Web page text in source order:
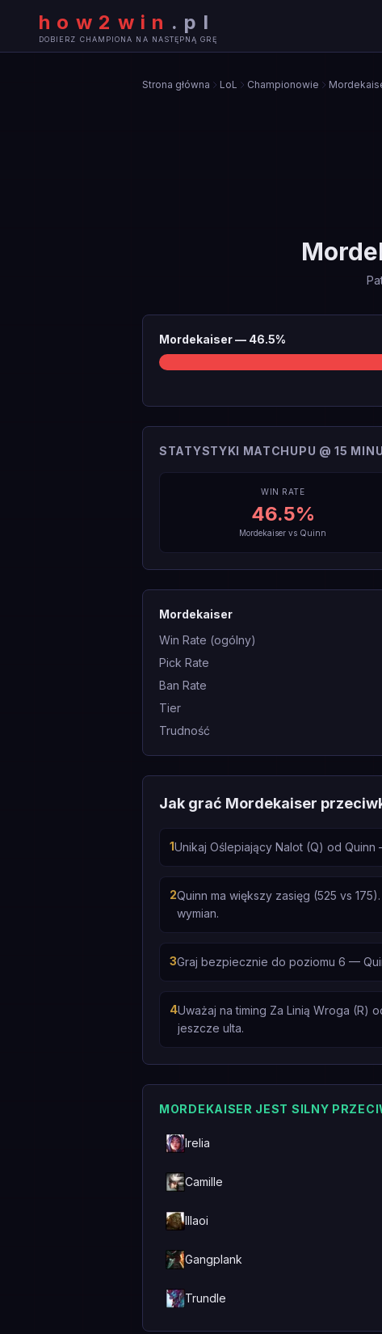
how2win . pl
DOBIERZ CHAMPIONA NA NASTĘPNĄ GRĘ
Strona główna LoL Championowie
Mordekaiser— 46.5%
STATYSTYKI MATCHUPU @ 15
WIN RATE
46.5%
Mordekaiser vs Quinn
Mordekaiser
Win Rate (ogólny)
Pick Rate
Ban Rate
Tier
Trudność
Jak grać Mordekaiser
1Unikaj Oślepiający Nalot (Q) od
2Quinn ma większy zasięg (525 vs
wymian.
3Graj bezpiecznie do poziomu 6 —
4Uważaj na timing Za Linią Wroga (R)
jeszcze ulta.
MORDEKAISER JEST SILNY
Irelia
Camille
Illaoi
Gangplank
Trundle